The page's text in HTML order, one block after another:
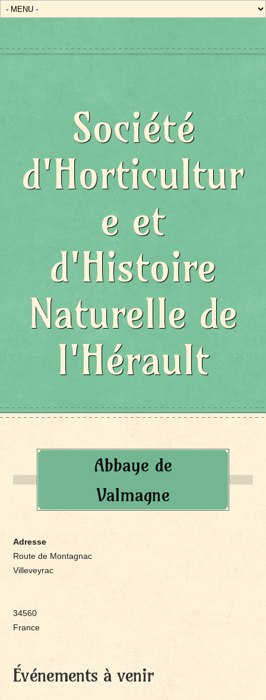
Société
d'Horticultur
e et
d'Histoire
Naturelle de
l'Hérault
Abbaye de
Valmagne
Adresse
Route de Montagnac
Villeveyrac
34560
France
Événements à venir